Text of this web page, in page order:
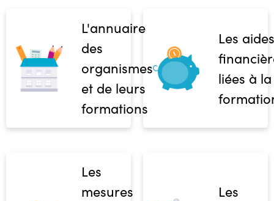
L'annuaire
des
organismes
et de leurs
formations
Les aides
liées à la
Les
mesures
Les